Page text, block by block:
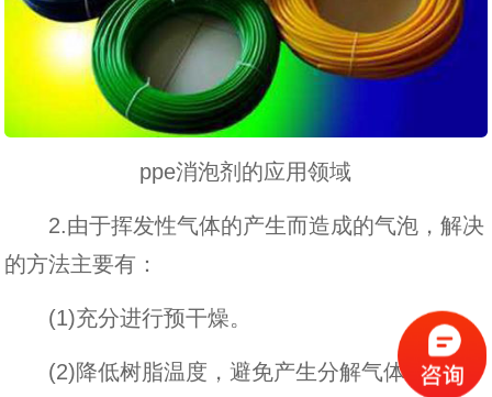
ppe消泡剂的应用领域
2.由于挥发性气体的产生而造成的气泡，解决
的方法主要有：
(1)充分进行预干燥。
(2)降低树脂温度，避免产生分解气体。